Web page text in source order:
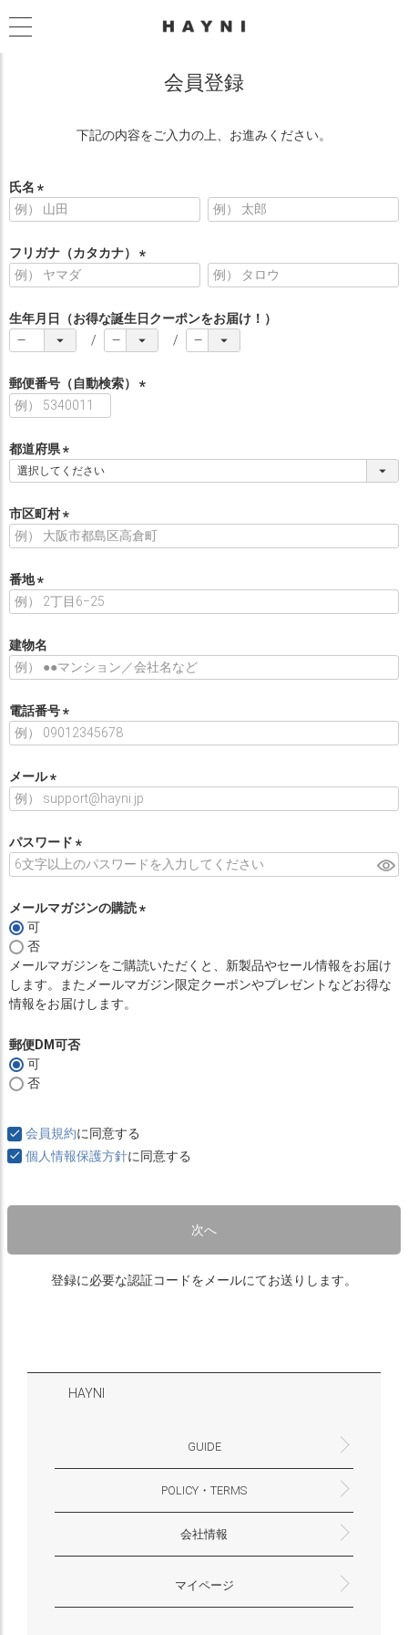
会員登録
下記の内容をご入力の上、お進みください。
氏名
須
)
フリガナ（カタカナ）
須
)
生年月日（お得な誕生日クーポンをお届け！）
郵便番号（自動検索）
)
都道府県
(
須
)
市区町村
(
)
番地
須
)
建物名
電話番号
(
)
メール
(
須
)
パスワード
(
須
メールマガジンの購読
須
)
可
否
メールマガジンをご購読いただくと、新製品やセール情報をお届け
します。またメールマガジン限定クーポンやプレゼントなどお得な
情報をお届けします。
郵便DM可否
可
否
会員規約に同意する
個人情報保護方針に同意する
次へ
登録に必要な認証コードをメールにてお送りします。
HAYNI
GUIDE
よくあるご質問・お問合せ
お支払いについて
配送・送料について
ギフトサービスについて
一緒に働く？(HAYNI採用情報サイトへ)
for Foreigners (overseas delivery)
POLICY・TERMS
返品・交換について
プライバシーポリシー
特定商取引法に基づく表示
外部送信ポリシー
会社情報
大阪府大阪市淀川区十八条3-9-35
電話番号：06-6868-9671
※お電話でのお問合せ受付は行っておりません
メール：support@hayni.jp
お問い合わせはこちらからお願いいたします
営業時間：10：00～15：00（金曜日は14：00ま
定休日： 土・日・祝祭日
※土日祝祭日はお休みをいただきます。
メールの返信は翌営業日となりますので、ご了承
マイページ